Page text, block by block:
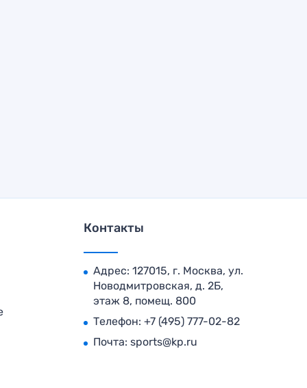
Контакты
Адрес: 127015, г. Москва, ул.
Новодмитровская, д. 2Б,
этаж 8, помещ. 800
Телефон: +7 (495) 777-02-82
Почта: sports@kp.ru